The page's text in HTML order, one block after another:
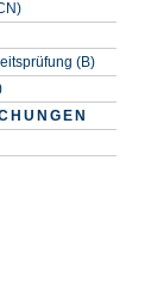
(B)